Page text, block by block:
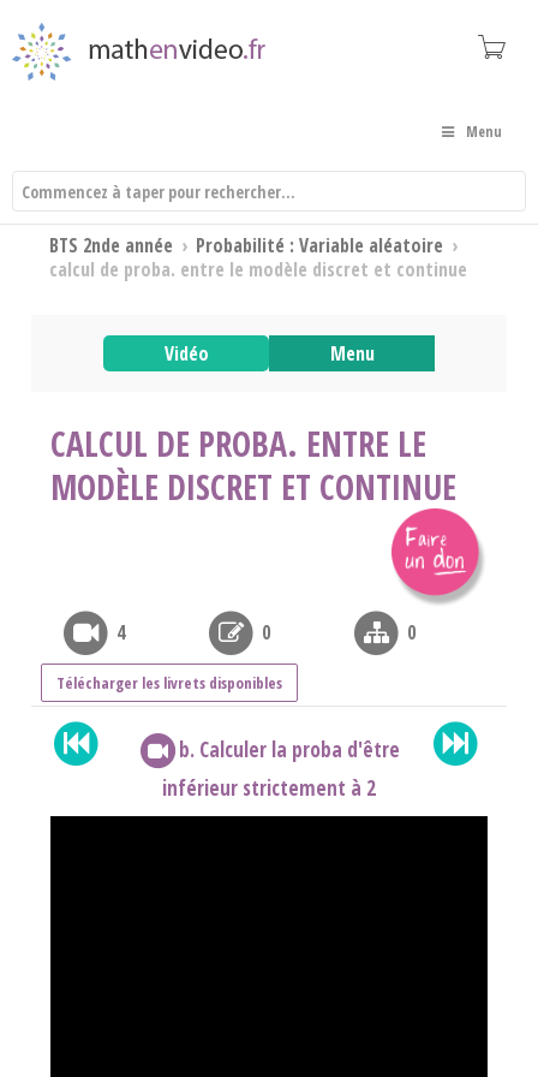
Menu
BTS 2nde année › Probabilité : Variable aléatoire ›
calcul de proba. entre le modèle discret et continue
Vidéo Menu
CALCUL DE PROBA. ENTRE LE
MODÈLE DISCRET ET CONTINUE
4 0 0
Télécharger les livrets disponibles
b. Calculer la proba d'être
inférieur strictement à 2